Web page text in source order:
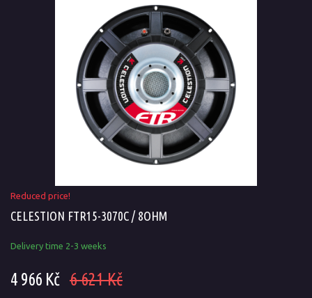
Reduced price!
CELESTION FTR15-3070C / 8OHM
Delivery time 2-3 weeks
4 966 Kč 6 621 Kč